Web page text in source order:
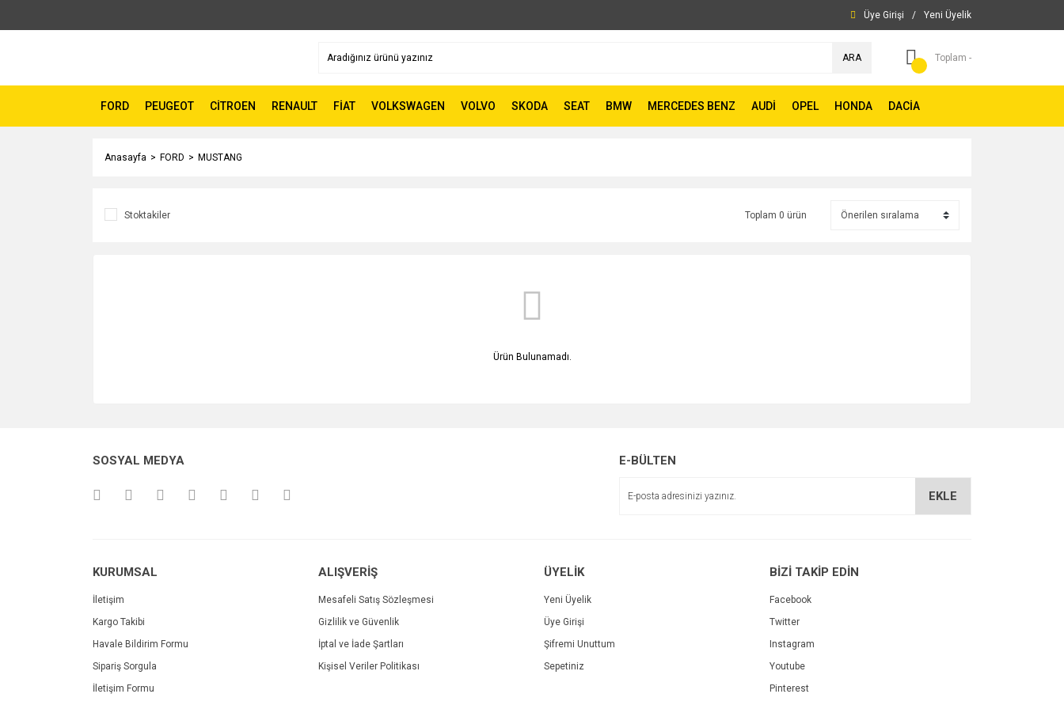
Üye Girişi / Yeni Üyelik
ARA Toplam -
FORD PEUGEOT CİTROEN RENAULT FİAT VOLKSWAGEN VOLVO SKODA SEAT BMW MERCEDES BENZ AUDİ OPEL HONDA DACİA
Anasayfa FORD MUSTANG
Stoktakiler Toplam 0 ürün
Ürün Bulunamadı.
SOSYAL MEDYA E-BÜLTEN
EKLE
KURUMSAL
İletişim
Kargo Takibi
Havale Bildirim Formu
Sipariş Sorgula
İletişim Formu
ALIŞVERİŞ
Mesafeli Satış Sözleşmesi
Gizlilik ve Güvenlik
İptal ve İade Şartları
Kişisel Veriler Politikası
ÜYELİK
Yeni Üyelik
Üye Girişi
Şifremi Unuttum
Sepetiniz
BİZİ TAKİP EDİN
Facebook
Twitter
Instagram
Youtube
Pinterest